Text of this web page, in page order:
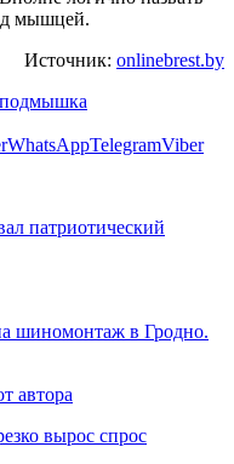
мышцей.
Источник: onlinebrest.by
WhatsAppTelegramViber
патриотический
шиномонтаж в Гродно.
автора
вырос спрос